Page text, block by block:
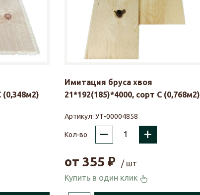
(0,348м2)
Имитация бруса хвоя
21*192(185)*4000, сорт С (0,768м2)
Артикул: УТ-00004858
Кол-во – +
от 355 ₽
/ шт
Купить в один клик